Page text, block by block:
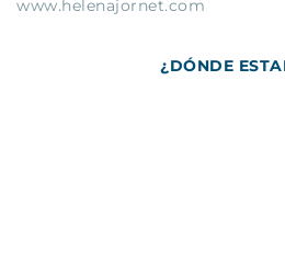
www.helenajornet.com
¿DÓNDE